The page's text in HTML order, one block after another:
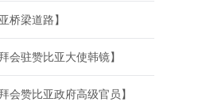
桥梁道路】
会驻赞比亚大使韩镜】
会赞比亚政府高级官员】